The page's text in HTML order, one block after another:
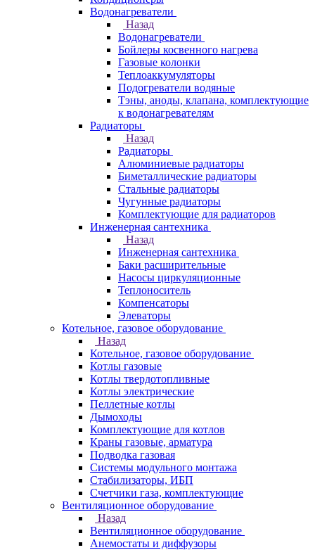
Водонагреватели
Назад
Водонагреватели
Бойлеры косвенного нагрева
Газовые колонки
Теплоаккумуляторы
Подогреватели водяные
Тэны, аноды, клапана, комплектующие
к водонагревателям
Радиаторы
Назад
Радиаторы
Алюминиевые радиаторы
Биметаллические радиаторы
Стальные радиаторы
Чугунные радиаторы
Комплектующие для радиаторов
Инженерная сантехника
Назад
Инженерная сантехника
Баки расширительные
Насосы циркуляционные
Теплоноситель
Компенсаторы
Элеваторы
Котельное, газовое оборудование
Назад
Котельное, газовое оборудование
Котлы газовые
Котлы твердотопливные
Котлы электрические
Пеллетные котлы
Дымоходы
Комплектующие для котлов
Краны газовые, арматура
Подводка газовая
Системы модульного монтажа
Стабилизаторы, ИБП
Счетчики газа, комплектующие
Вентиляционное оборудование
Назад
Вентиляционное оборудование
Анемостаты и диффузоры